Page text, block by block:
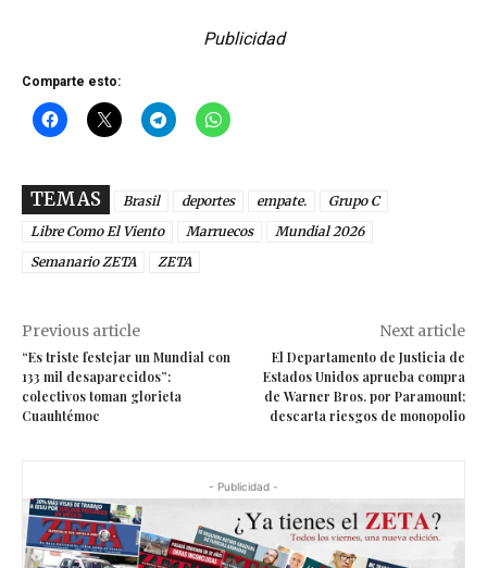
Publicidad
Comparte esto:
TEMAS Brasil deportes empate.
Grupo C
Libre Como El Viento
Marruecos
Mundial 2026
Semanario ZETA
ZETA
Previous article
“Es triste festejar un Mundial con
133 mil desaparecidos”:
colectivos toman glorieta
Cuauhtémoc
Next article
El Departamento de Justicia de
Estados Unidos aprueba compra
de Warner Bros. por Paramount;
descarta riesgos de monopolio
- Publicidad -